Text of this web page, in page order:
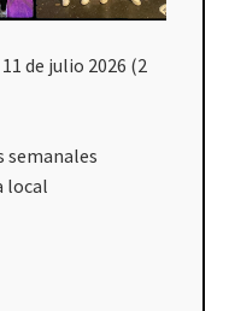
de julio 2026 (2
semanales
local